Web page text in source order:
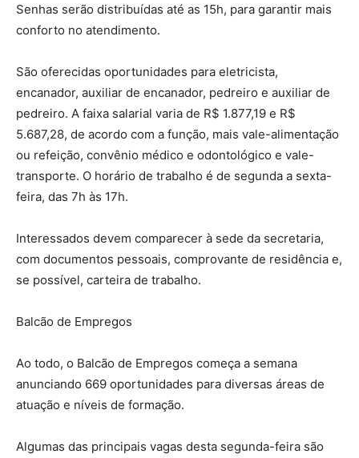
Senhas serão distribuídas até as 15h, para garantir mais
conforto no atendimento.
São oferecidas oportunidades para eletricista,
encanador, auxiliar de encanador, pedreiro e auxiliar de
pedreiro. A faixa salarial varia de R$ 1.877,19 e R$
5.687,28, de acordo com a função, mais vale-alimentação
ou refeição, convênio médico e odontológico e vale-
transporte. O horário de trabalho é de segunda a sexta-
feira, das 7h às 17h.
Interessados devem comparecer à sede da secretaria,
com documentos pessoais, comprovante de residência e,
se possível, carteira de trabalho.
Balcão de Empregos
Ao todo, o Balcão de Empregos começa a semana
anunciando 669 oportunidades para diversas áreas de
atuação e níveis de formação.
Algumas das principais vagas desta segunda-feira são